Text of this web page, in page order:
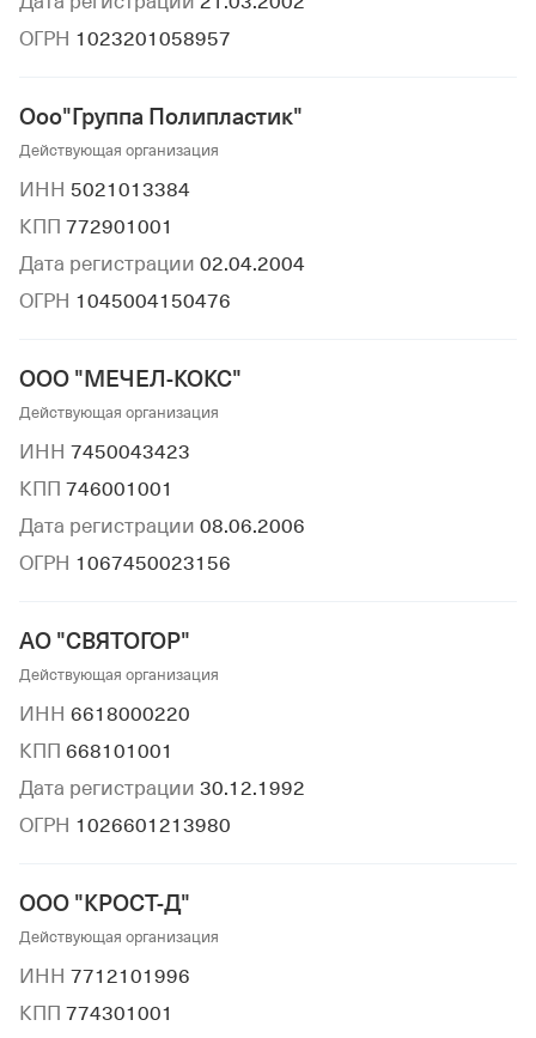
ОГРН 1023201058957
Ооо"Группа Полипластик"
Действующая организация
ИНН 5021013384
КПП 772901001
Дата регистрации 02.04.2004
ОГРН 1045004150476
ООО "МЕЧЕЛ-КОКС"
Действующая организация
ИНН 7450043423
КПП 746001001
Дата регистрации 08.06.2006
ОГРН 1067450023156
АО "СВЯТОГОР"
Действующая организация
ИНН 6618000220
КПП 668101001
Дата регистрации 30.12.1992
ОГРН 1026601213980
ООО "КРОСТ-Д"
Действующая организация
ИНН 7712101996
КПП 774301001